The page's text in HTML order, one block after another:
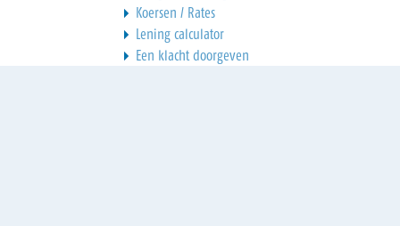
Koersen / Rates
Lening calculator
Een klacht doorgeven